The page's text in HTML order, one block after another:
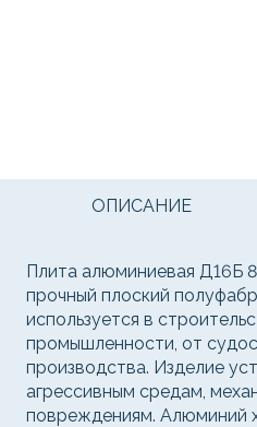
ОПИСАНИЕ
Плита алюминиевая Д16Б
прочный плоский
используется в
промышленности, от
производства. Изделие
агрессивным средам,
повреждениям. Алюминий